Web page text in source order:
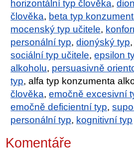
horizontální typ člověka,
člověka, beta typ
mocenský typ učitele,
personální typ,dionýský typ,
sociální typ učitele,epsilon
alkoholu, persuasivně
typ, alfa typ konzumenta
člověka,emočně excesivní
emočně deficientní typ,
personální typ, kognitivní typ
Komentáře